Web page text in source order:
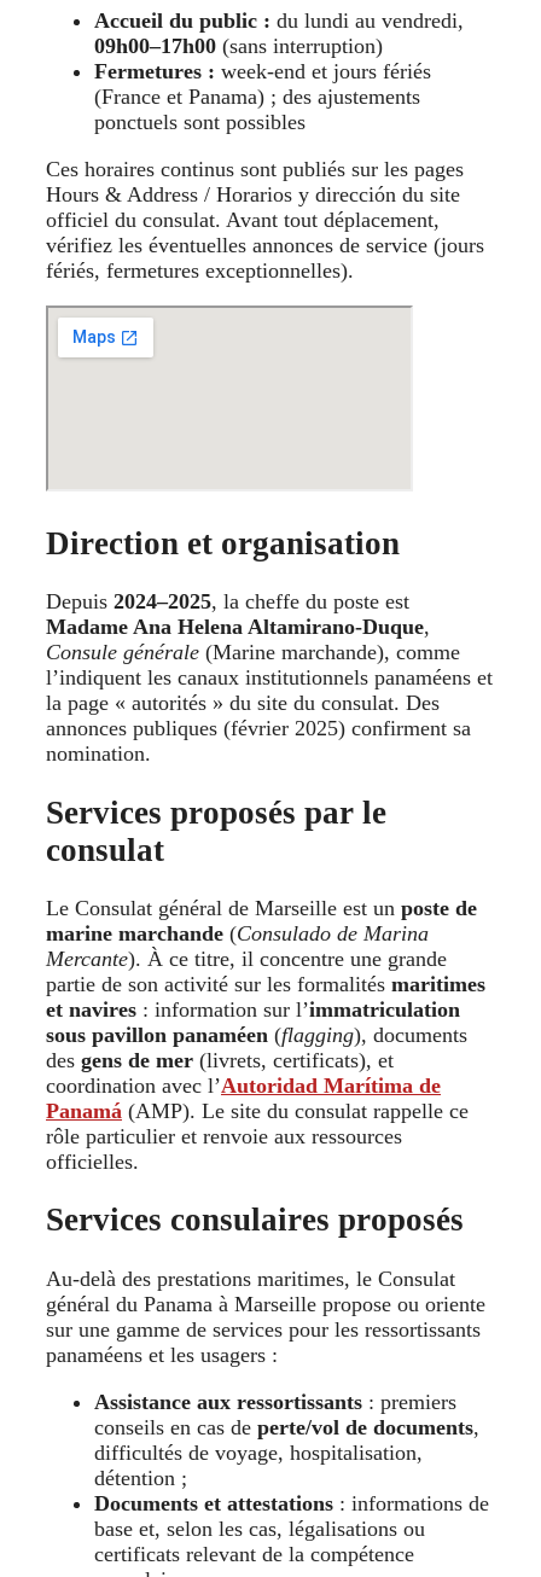
Accueil du public : du lundi au vendredi,
09h00–17h00 (sans interruption)
Fermetures : week-end et jours fériés
(France et Panama) ; des ajustements
ponctuels sont possibles
Ces horaires continus sont publiés sur les pages
Hours & Address / Horarios y dirección du site
officiel du consulat. Avant tout déplacement,
vérifiez les éventuelles annonces de service (jours
fériés, fermetures exceptionnelles).
Direction et organisation
Depuis 2024–2025, la cheffe du poste est
Madame Ana Helena Altamirano-Duque,
Consule générale (Marine marchande), comme
l’indiquent les canaux institutionnels panaméens et
la page « autorités » du site du consulat. Des
annonces publiques (février 2025) confirment sa
nomination.
Services proposés par le
consulat
Le Consulat général de Marseille est un poste de
marine marchande (Consulado de Marina
Mercante). À ce titre, il concentre une grande
partie de son activité sur les formalités maritimes
et navires : information sur l’immatriculation
sous pavillon panaméen (flagging), documents
des gens de mer (livrets, certificats), et
coordination avec l’Autoridad Marítima de
Panamá (AMP). Le site du consulat rappelle ce
rôle particulier et renvoie aux ressources
officielles.
Services consulaires proposés
Au-delà des prestations maritimes, le Consulat
général du Panama à Marseille propose ou oriente
sur une gamme de services pour les ressortissants
panaméens et les usagers :
Assistance aux ressortissants : premiers
conseils en cas de perte/vol de documents,
difficultés de voyage, hospitalisation,
détention ;
Documents et attestations : informations de
base et, selon les cas, légalisations ou
certificats relevant de la compétence